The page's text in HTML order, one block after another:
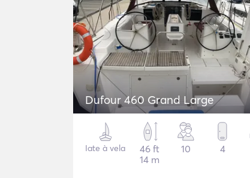
Dufour 460 Grand Large
Iate à vela
46 ft
14 m
10 4